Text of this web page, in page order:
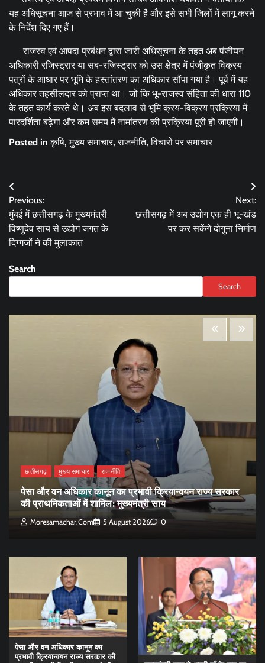
यह अधिसूचना आज से प्रभाव में आ चुकी है और इसे सभी जिलों में लागू करने
के निर्देश दिए गए हैं।
राजस्व एवं आपदा प्रबंधन द्वारा जारी अधिसूचना के तहत अब पंजीयन
अधिकारी रजिस्ट्रार या सब-रजिस्ट्रार को उस क्षेत्र में पंजीकृत विक्रय
पत्रों के आधार पर भूमि के हस्तांतरण का अधिकार सौंपा गया है। पूर्व में यह
अधिकार तहसीलदार को प्राप्त था। जो कि भू-राजस्व संहिता की धारा 110
के तहत कार्य करते थे। अब इस बदलाव से भूमि क्रय-विक्रय प्रक्रिया में
पारदर्शिता बढ़ेगा और कम समय में नामांतरण की प्रक्रिया पूरी हो जाएगी।
Posted inकृषि,मुख्य समाचार,राजनीति,विचारों पर समाचार
Post
navigation
Previous:
मुंबई में छत्तीसगढ़ के मुख्यमंत्री
विष्णुदेव साय से उद्योग जगत के
दिग्गजों ने की मुलाकात
Next:
छत्तीसगढ़ में अब उद्योग एक ही भू-खंड
पर कर सकेंगे दोगुना निर्माण
Search
Search
छत्तीसगढ़ मुख्य समाचार राजनीति
पेसा और वन अधिकार कानून का प्रभावी क्रियान्वयन राज्य सरकार
की प्राथमिकताओं में शामिल: मुख्यमंत्री साय
Moresamachar.com 5 August 2026 0
पेसा और वन अधिकार कानून का
प्रभावी क्रियान्वयन राज्य सरकार की